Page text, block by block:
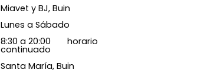
Miavet y BJ, Buin
Lunes a Sábado
8:30 a 20:00 horario
continuado
Santa María, Buin